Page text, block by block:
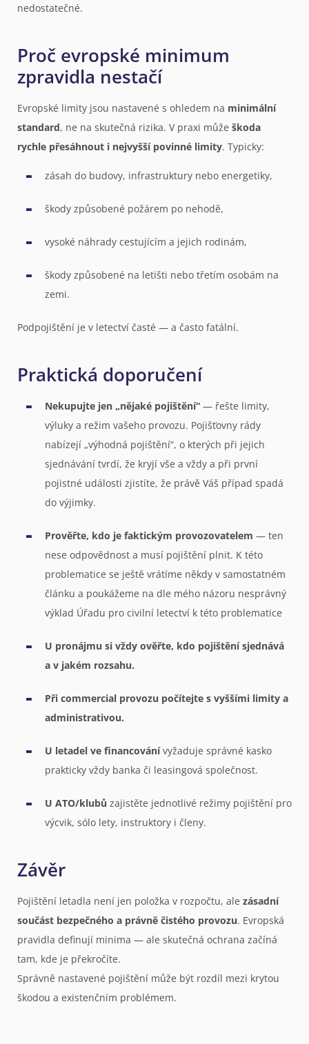
nedostatečné.
Proč evropské minimum
zpravidla nestačí
Evropské limity jsou nastavené s ohledem na minimální
standard, ne na skutečná rizika. V praxi může škoda
rychle přesáhnout i nejvyšší povinné limity. Typicky:
zásah do budovy, infrastruktury nebo energetiky,
škody způsobené požárem po nehodě,
vysoké náhrady cestujícím a jejich rodinám,
škody způsobené na letišti nebo třetím osobám na
zemi.
Podpojištění je v letectví časté — a často fatální.
Praktická doporučení
Nekupujte jen „nějaké pojištění“ — řešte limity,
výluky a režim vašeho provozu. Pojišťovny rády
nabízejí „výhodná pojištění“, o kterých při jejich
sjednávání tvrdí, že kryjí vše a vždy a při první
pojistné události zjistíte, že právě Váš případ spadá
do výjimky.
Prověřte, kdo je faktickým provozovatelem — ten
nese odpovědnost a musí pojištění plnit. K této
problematice se ještě vrátíme někdy v samostatném
článku a poukážeme na dle mého názoru nesprávný
výklad Úřadu pro civilní letectví k této problematice
U pronájmu si vždy ověřte, kdo pojištění sjednává
a v jakém rozsahu.
Při commercial provozu počítejte s vyššími limity a
administrativou.
U letadel ve financovánívyžaduje správné kasko
prakticky vždy banka či leasingová společnost.
U ATO/klubů zajistěte jednotlivé režimy pojištění pro
výcvik, sólo lety, instruktory i členy.
Závěr
Pojištění letadla není jen položka v rozpočtu, ale zásadní
součást bezpečného a právně čistého provozu. Evropská
pravidla definují minima — ale skutečná ochrana začíná
tam, kde je překročíte.
Správně nastavené pojištění může být rozdíl mezi krytou
škodou a existenčním problémem.